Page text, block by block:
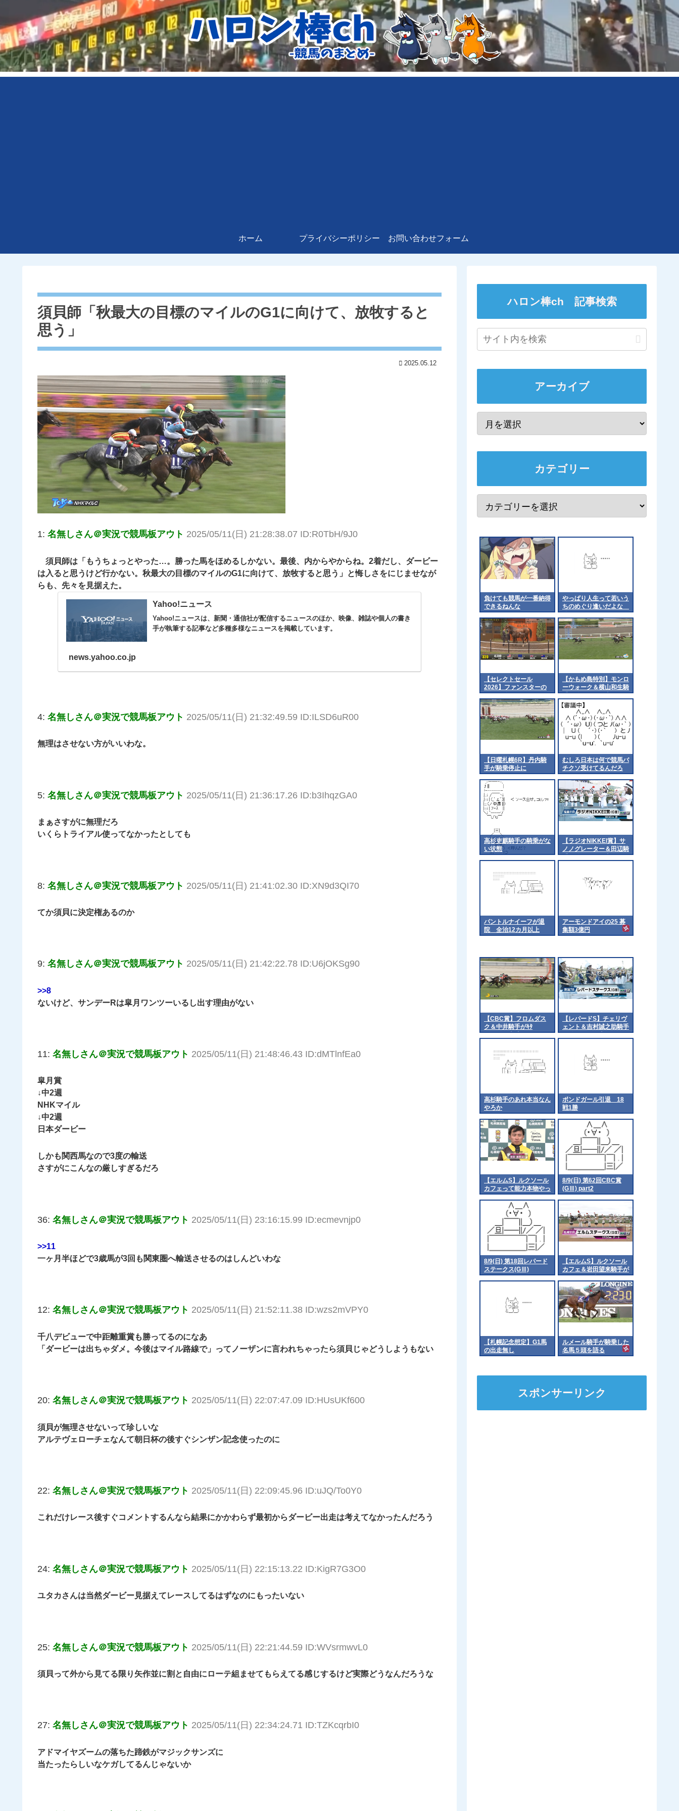
ホーム プライバシーポリシー お問い合わせフォーム
須貝師「秋最大の目標のマイルのG1に向けて、放牧すると
思う」
2025.05.12
1: 名無しさん＠実況で競馬板アウト 2025/05/11(日) 21:28:38.07 ID:R0TbH/9J0
須貝師は「もうちょっとやった…。勝った馬をほめるしかない。最後、内からやからね。2着だし、ダービー
は入ると思うけど行かない。秋最大の目標のマイルのG1に向けて、放牧すると思う」と悔しさをにじませなが
らも、先々を見据えた。
Yahoo!ニュース
Yahoo!ニュースは、新聞・通信社が配信するニュースのほか、映像、雑誌や個人の書き
手が執筆する記事など多種多様なニュースを掲載しています。
news.yahoo.co.jp
4: 名無しさん＠実況で競馬板アウト 2025/05/11(日) 21:32:49.59 ID:ILSD6uR00
無理はさせない方がいいわな。
5: 名無しさん＠実況で競馬板アウト 2025/05/11(日) 21:36:17.26 ID:b3IhqzGA0
まぁさすがに無理だろ
いくらトライアル使ってなかったとしても
8: 名無しさん＠実況で競馬板アウト 2025/05/11(日) 21:41:02.30 ID:XN9d3QI70
てか須貝に決定権あるのか
9: 名無しさん＠実況で競馬板アウト 2025/05/11(日) 21:42:22.78 ID:U6jOKSg90
>>8
ないけど、サンデーRは皐月ワンツーいるし出す理由がない
11: 名無しさん＠実況で競馬板アウト 2025/05/11(日) 21:48:46.43 ID:dMTlnfEa0
皐月賞
↓中2週
NHKマイル
↓中2週
日本ダービー
しかも関西馬なので3度の輸送
さすがにこんなの厳しすぎるだろ
36: 名無しさん＠実況で競馬板アウト 2025/05/11(日) 23:16:15.99 ID:ecmevnjp0
>>11
一ヶ月半ほどで3歳馬が3回も関東圏へ輸送させるのはしんどいわな
12: 名無しさん＠実況で競馬板アウト 2025/05/11(日) 21:52:11.38 ID:wzs2mVPY0
千八デビューで中距離重賞も勝ってるのになあ
「ダービーは出ちゃダメ。今後はマイル路線で」ってノーザンに言われちゃったら須貝じゃどうしようもない
20: 名無しさん＠実況で競馬板アウト 2025/05/11(日) 22:07:47.09 ID:HUsUKf600
須貝が無理させないって珍しいな
アルテヴェローチェなんて朝日杯の後すぐシンザン記念使ったのに
22: 名無しさん＠実況で競馬板アウト 2025/05/11(日) 22:09:45.96 ID:uJQ/To0Y0
これだけレース後すぐコメントするんなら結果にかかわらず最初からダービー出走は考えてなかったんだろう
24: 名無しさん＠実況で競馬板アウト 2025/05/11(日) 22:15:13.22 ID:KigR7G3O0
ユタカさんは当然ダービー見据えてレースしてるはずなのにもったいない
25: 名無しさん＠実況で競馬板アウト 2025/05/11(日) 22:21:44.59 ID:WVsrmwvL0
須貝って外から見てる限り矢作並に割と自由にローテ組ませてもらえてる感じするけど実際どうなんだろうな
27: 名無しさん＠実況で競馬板アウト 2025/05/11(日) 22:34:24.71 ID:TZKcqrbI0
アドマイヤズームの落ちた蹄鉄がマジックサンズに
当たったらしいなケガしてるんじゃないか
ハロン棒ch 記事検索
アーカイブ
カテゴリー
負けても競馬が一番納得
できるねんな
やっぱり人生って若いう
ちのめぐり逢いだよな
他
【セレクトセール
2026】ファンスターの
2026（父イクイノック
ス）3億1千万円で落
札 他
【かもめ島特別】モンロ
ーウォーク＆横山和生騎
手がｷﾀ━━━━(ﾟ
∀ﾟ)━━━━!!
【日曜札幌6R】丹内騎
手が騎乗停止に
むしろ日本は何で競馬バ
チクソ受けてるんだろ
高杉吏麒騎手の騎乗がな
い状態
【ラジオNIKKEI賞】サ
ノノグレーター＆田辺騎
手がｷﾀ━━━━(ﾟ
パントルナイーフが退
院 全治12カ月以上
アーモンドアイの25 募
集額3億円
【CBC賞】フロムダス
ク＆中井騎手がｷﾀ
━━━━(ﾟ∀ﾟ)━━━━!!
【レパードS】チェリヴ
ェント＆吉村誠之助騎手
がｷﾀ━━━━(ﾟ
高杉騎手のあれ本当なん
やろか
ボンドガール引退 18
戦1勝
【エルムS】ルクソール
カフェって能力本物やっ
たんやなって 他
8/9(日) 第62回CBC賞
(GⅢ) part2
8/9(日) 第18回レパード
ステークス(GⅢ)
【エルムS】ルクソール
カフェ＆岩田望来騎手が
ｷﾀ━━━━(ﾟ
∀ﾟ)━━━━!!
【札幌記念想定】G1馬
の出走無し
ルメール騎手が騎乗した
名馬５頭を語る
スポンサーリンク